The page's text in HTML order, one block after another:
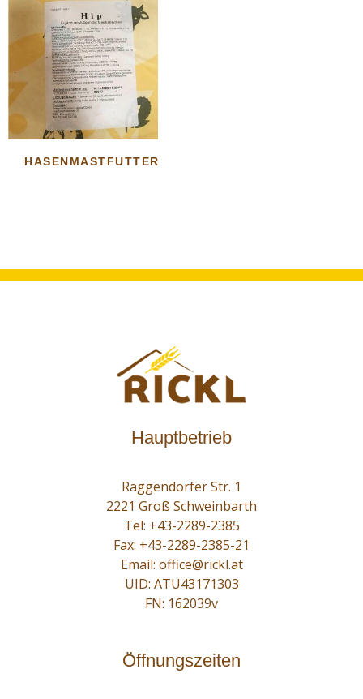
HASENMASTFUTTER
Hauptbetrieb
Raggendorfer Str. 1
2221 Groß Schweinbarth
Tel: +43-2289-2385
Fax: +43-2289-2385-21
Email: office@rickl.at
UID: ATU43171303
FN: 162039v
Öffnungszeiten